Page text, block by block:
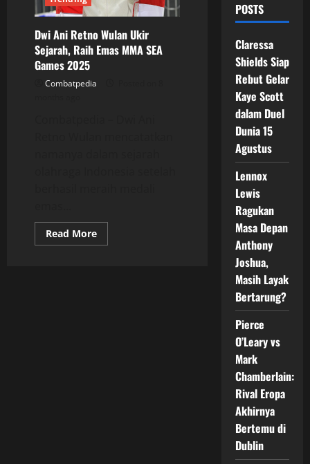
Dwi Ani Retno Wulan Ukir
Sejarah, Raih Emas MMA SEA
Games 2025
Combatpedia
Read MoreRead
more
POSTS
Claressa
Shields Siap
Rebut Gelar
Kaye Scott
dalam Duel
Dunia 15
Agustus
Lennox
Lewis
Ragukan
Masa Depan
Anthony
Joshua,
Masih Layak
Bertarung?
Pierce
O’Leary vs
Mark
Chamberlain:
Rival Eropa
Akhirnya
Bertemu di
Dublin